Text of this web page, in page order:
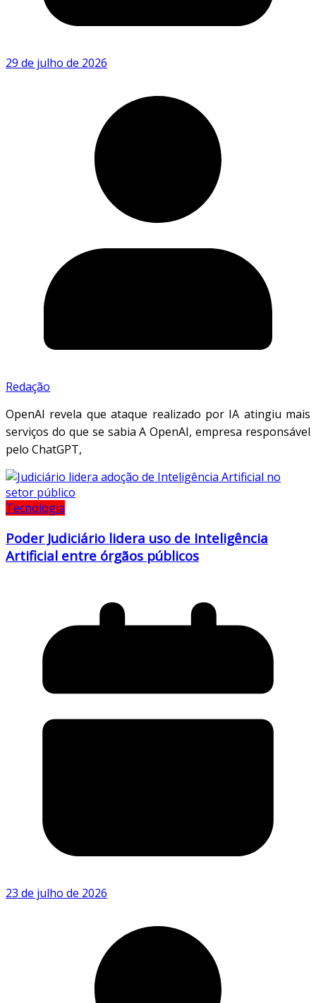
29 de julho de 2026
Redação
OpenAI revela que ataque realizado por IA atingiu mais
serviços do que se sabia A OpenAI, empresa responsável
pelo ChatGPT,
Tecnologia
Poder Judiciário lidera uso de Inteligência
Artificial entre órgãos públicos
23 de julho de 2026